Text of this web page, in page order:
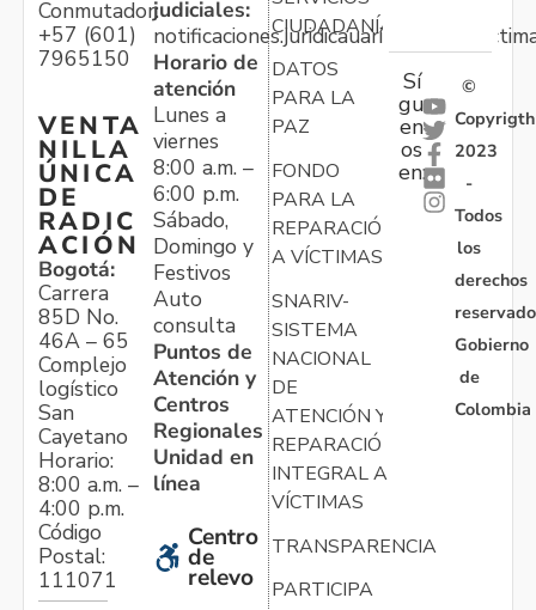
Conmutador:
+57 (601)
7965150
VENTA
NILLA
ÚNICA
DE
RADIC
ACIÓN
Bogotá:
Carrera
85D No.
46A – 65
Complejo
logístico
San
Cayetano
Horario:
8:00 a.m. –
4:00 p.m.
Código
Postal:
111071
judiciales:
Horario de
atención
Lunes a
viernes
8:00 a.m. –
6:00 p.m.
Sábado,
Domingo y
Festivos
Auto
consulta
Puntos de
Atención y
Centros
Regionales
Unidad en
línea
Centro
de
relevo
CIUDADANÍA
DATOS
PARA LA
PAZ
FONDO
PARA LA
REPARACIÓN
A VÍCTIMAS
SNARIV-
SISTEMA
NACIONAL
DE
ATENCIÓN Y
REPARACIÓN
INTEGRAL A
VÍCTIMAS
TRANSPARENCIA
PARTICIPA
Sí
gu
en
os
en:
©
Copyrigth
2023
-
Todos
los
derechos
Gobierno
de
Colombia